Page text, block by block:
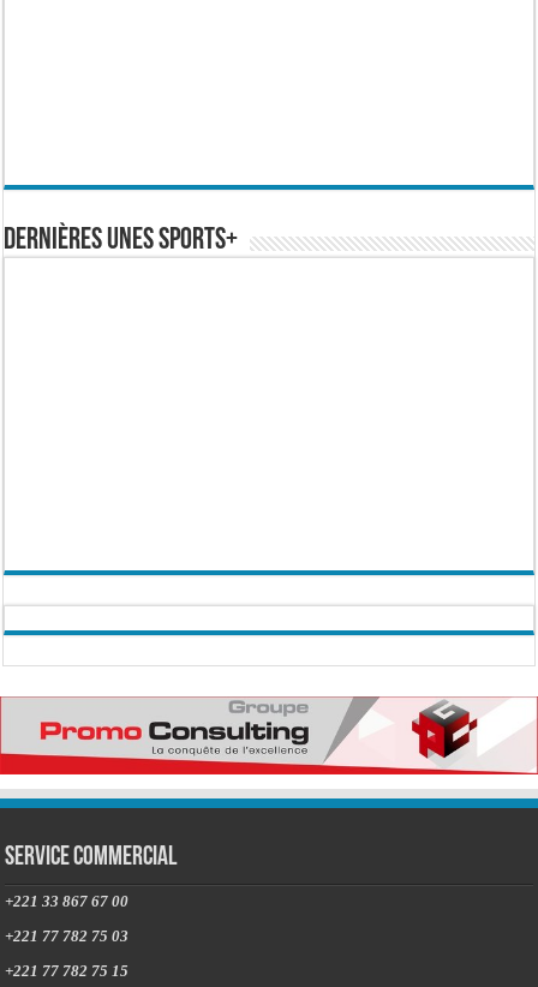
Dernières Unes Sports+
Service commercial
+221 33 867 67 00
+221 77 782 75 03
+221 77 782 75 15